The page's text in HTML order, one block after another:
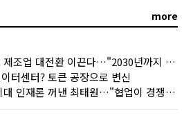
more
AI로 제조업 대전환 이끈다…"2030년까지 민관합동 20조 투자"
터센터? 토큰 공장으로 변신
AI 시대 인재론 꺼낸 최태원…"협업이 경쟁력"